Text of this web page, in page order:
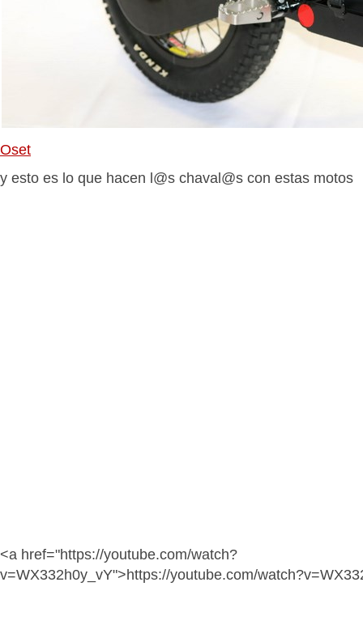
Oset
y esto es lo que hacen l@s chaval@s con estas motos
<a href="https://youtube.com/watch?
v=WX332h0y_vY">https://youtube.com/